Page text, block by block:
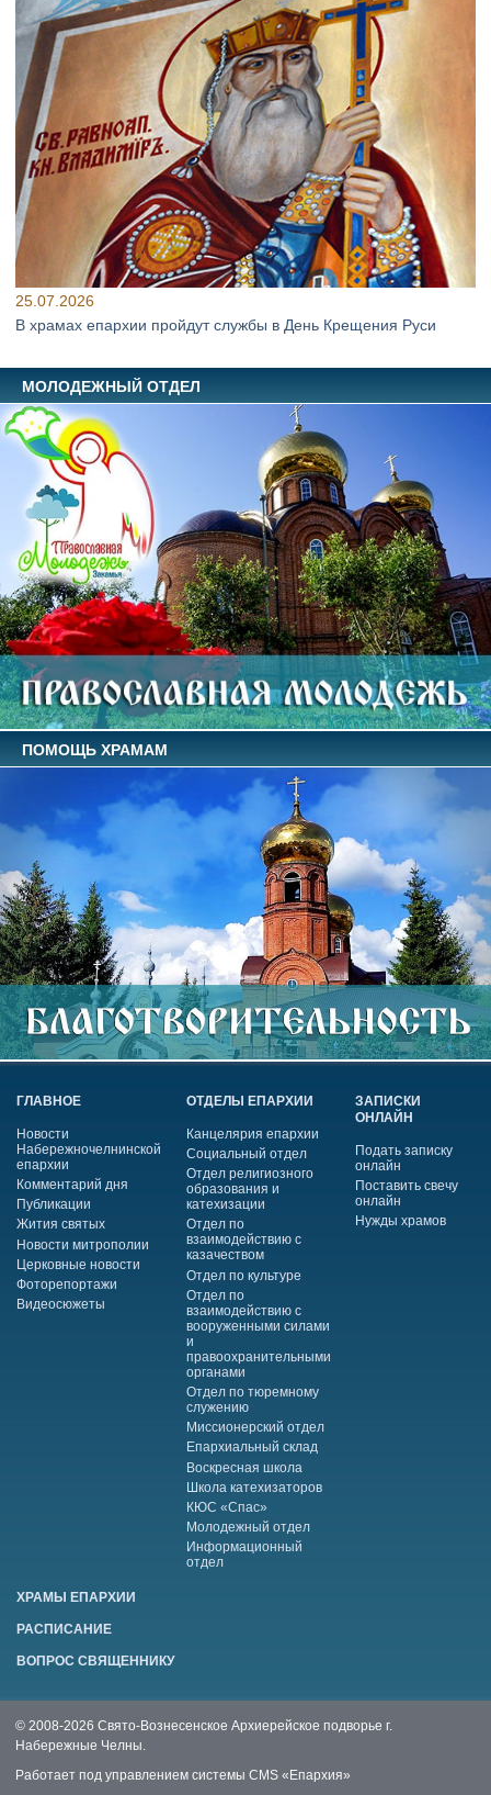
25.07.2026
В храмах епархии пройдут службы в День Крещения Руси
МОЛОДЕЖНЫЙ ОТДЕЛ
ПОМОЩЬ ХРАМАМ
ГЛАВНОЕ
Новости
Набережночелнинской
епархии
Комментарий дня
Публикации
Жития святых
Новости митрополии
Церковные новости
Фоторепортажи
Видеосюжеты
ОТДЕЛЫ ЕПАРХИИ
Канцелярия епархии
Социальный отдел
Отдел религиозного
образования и
катехизации
Отдел по
взаимодействию с
казачеством
Отдел по культуре
Отдел по
взаимодействию с
вооруженными силами
и
правоохранительными
органами
Отдел по тюремному
служению
Миссионерский отдел
Епархиальный склад
Воскресная школа
Школа катехизаторов
КЮС «Спас»
Молодежный отдел
Информационный
отдел
ЗАПИСКИ
ОНЛАЙН
Подать записку
онлайн
Поставить свечу
онлайн
Нужды храмов
ХРАМЫ ЕПАРХИИ
РАСПИСАНИЕ
ВОПРОС СВЯЩЕННИКУ
© 2008-2026 Свято-Вознесенское Архиерейское подворье г.
Набережные Челны.
Работает под управлением системы CMS «Епархия»